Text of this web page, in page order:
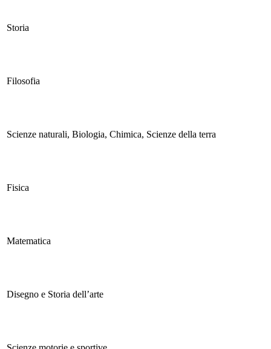
Storia
Filosofia
Scienze naturali, Biologia, Chimica, Scienze della terra
Fisica
Matematica
Disegno e Storia dell’arte